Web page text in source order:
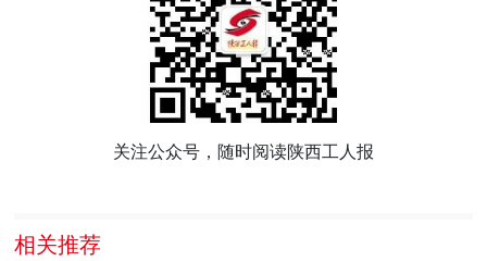
关注公众号，随时阅读陕西工人报
相关推荐